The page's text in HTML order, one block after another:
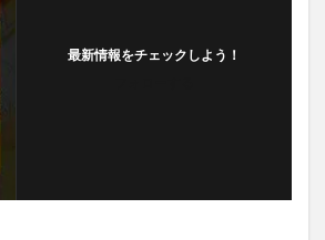
最新情報をチェックしよう！